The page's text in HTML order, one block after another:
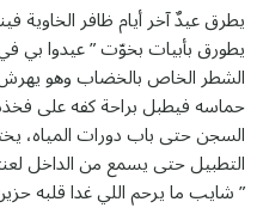
يطرق عيدٌ آخر أيام ظافر الخاوية
يطورق بأبيات بخوّت ” عيدوا بي
الشطر الخاص بالخضاب وهو
حماسه فيطبل براحة كفه على
السجن حتى باب دورات المياه،
التطبيل حتى يسمع من الداخل
” شايب ما يرحم اللي غدا قلبه